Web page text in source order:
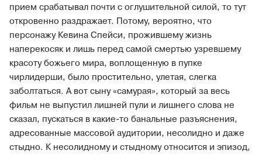
прием срабатывал почти с оглушительной силой, то тут
откровенно раздражает. Потому, вероятно, что
персонажу Кевина Спейси, прожившему жизнь
наперекосяк и лишь перед самой смертью узревшему
красоту божьего мира, воплощенную в пупке
чирлидерши, было простительно, улетая, слегка
заболтаться. А вот сыну «самурая», который за весь
фильм не выпустил лишней пули и лишнего слова не
сказал, пускаться в какие-то банальные разъяснения,
адресованные массовой аудитории, несолидно и даже
стыдно. К несолидному и стыдному относится и эпизод,